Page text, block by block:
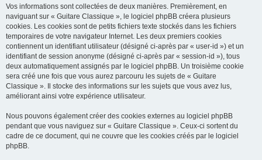
Vos informations sont collectées de deux manières. Premièrement, en
naviguant sur « Guitare Classique », le logiciel phpBB créera plusieurs
cookies. Les cookies sont de petits fichiers texte stockés dans les fichiers
temporaires de votre navigateur Internet. Les deux premiers cookies
contiennent un identifiant utilisateur (désigné ci-après par « user-id ») et un
identifiant de session anonyme (désigné ci-après par « session-id »), tous
deux automatiquement assignés par le logiciel phpBB. Un troisième cookie
sera créé une fois que vous aurez parcouru les sujets de « Guitare
Classique ». Il stocke des informations sur les sujets que vous avez lus,
améliorant ainsi votre expérience utilisateur.
Nous pouvons également créer des cookies externes au logiciel phpBB
pendant que vous naviguez sur « Guitare Classique ». Ceux-ci sortent du
cadre de ce document, qui ne couvre que les cookies créés par le logiciel
phpBB.